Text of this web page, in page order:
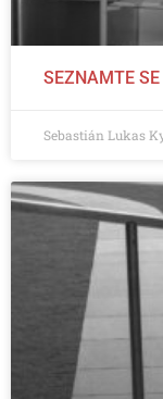
SEZNAMTE SE
Sebastián Lukas